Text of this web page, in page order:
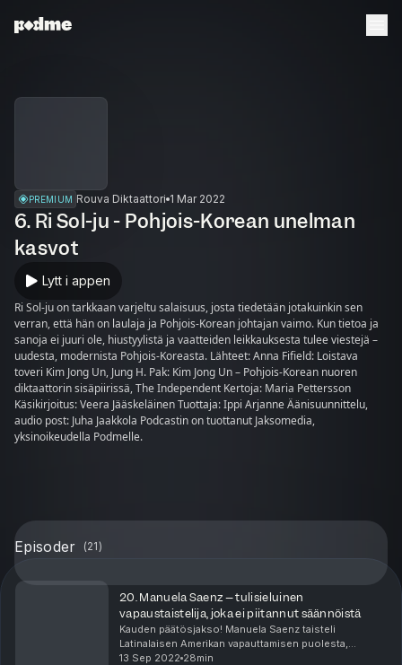
PREMIUM Rouva Diktaattori 1 Mar 2022
6. Ri Sol-ju - Pohjois-Korean unelman
kasvot
Lytt i appen
Ri Sol-ju on tarkkaan varjeltu salaisuus, josta tiedetään jotakuinkin sen
verran, että hän on laulaja ja Pohjois-Korean johtajan vaimo. Kun tietoa ja
sanoja ei juuri ole, hiustyylistä ja vaatteiden leikkauksesta tulee viestejä –
uudesta, modernista Pohjois-Koreasta. Lähteet: Anna Fifield: Loistava
toveri Kim Jong Un, Jung H. Pak: Kim Jong Un – Pohjois-Korean nuoren
diktaattorin sisäpiirissä, The Independent Kertoja: Maria Pettersson
Käsikirjoitus: Veera Jääskeläinen Tuottaja: Ippi Arjanne Äänisuunnittelu,
audio post: Juha Jaakkola Podcastin on tuottanut Jaksomedia,
yksinoikeudella Podmelle.
Episoder (21)
20. Manuela Saenz – tulisieluinen
vapaustaistelija, joka ei piitannut säännöistä
Kauden päätösjakso! Manuela Saenz taisteli
Latinalaisen Amerikan vapauttamisen puolesta,
ratsasti kahareisin, pukeutui univormuun ja poltti
13 Sep 2022 28min